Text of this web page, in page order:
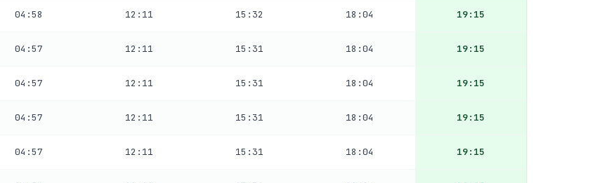
04:58 12:11 15:32 18:04 19:15
04:57 12:11 15:31 18:04 19:15
04:57 12:11 15:31 18:04 19:15
04:57 12:11 15:31 18:04 19:15
04:57 12:11 15:31 18:04 19:15